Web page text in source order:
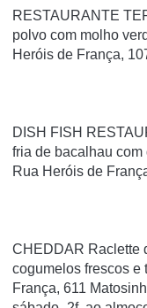
RESTAURANTE
polvo com molho
Heróis de França,
DISH FISH
fria de bacalhau
Rua Heróis de
CHEDDAR Raclette
cogumelos frescos
França, 611